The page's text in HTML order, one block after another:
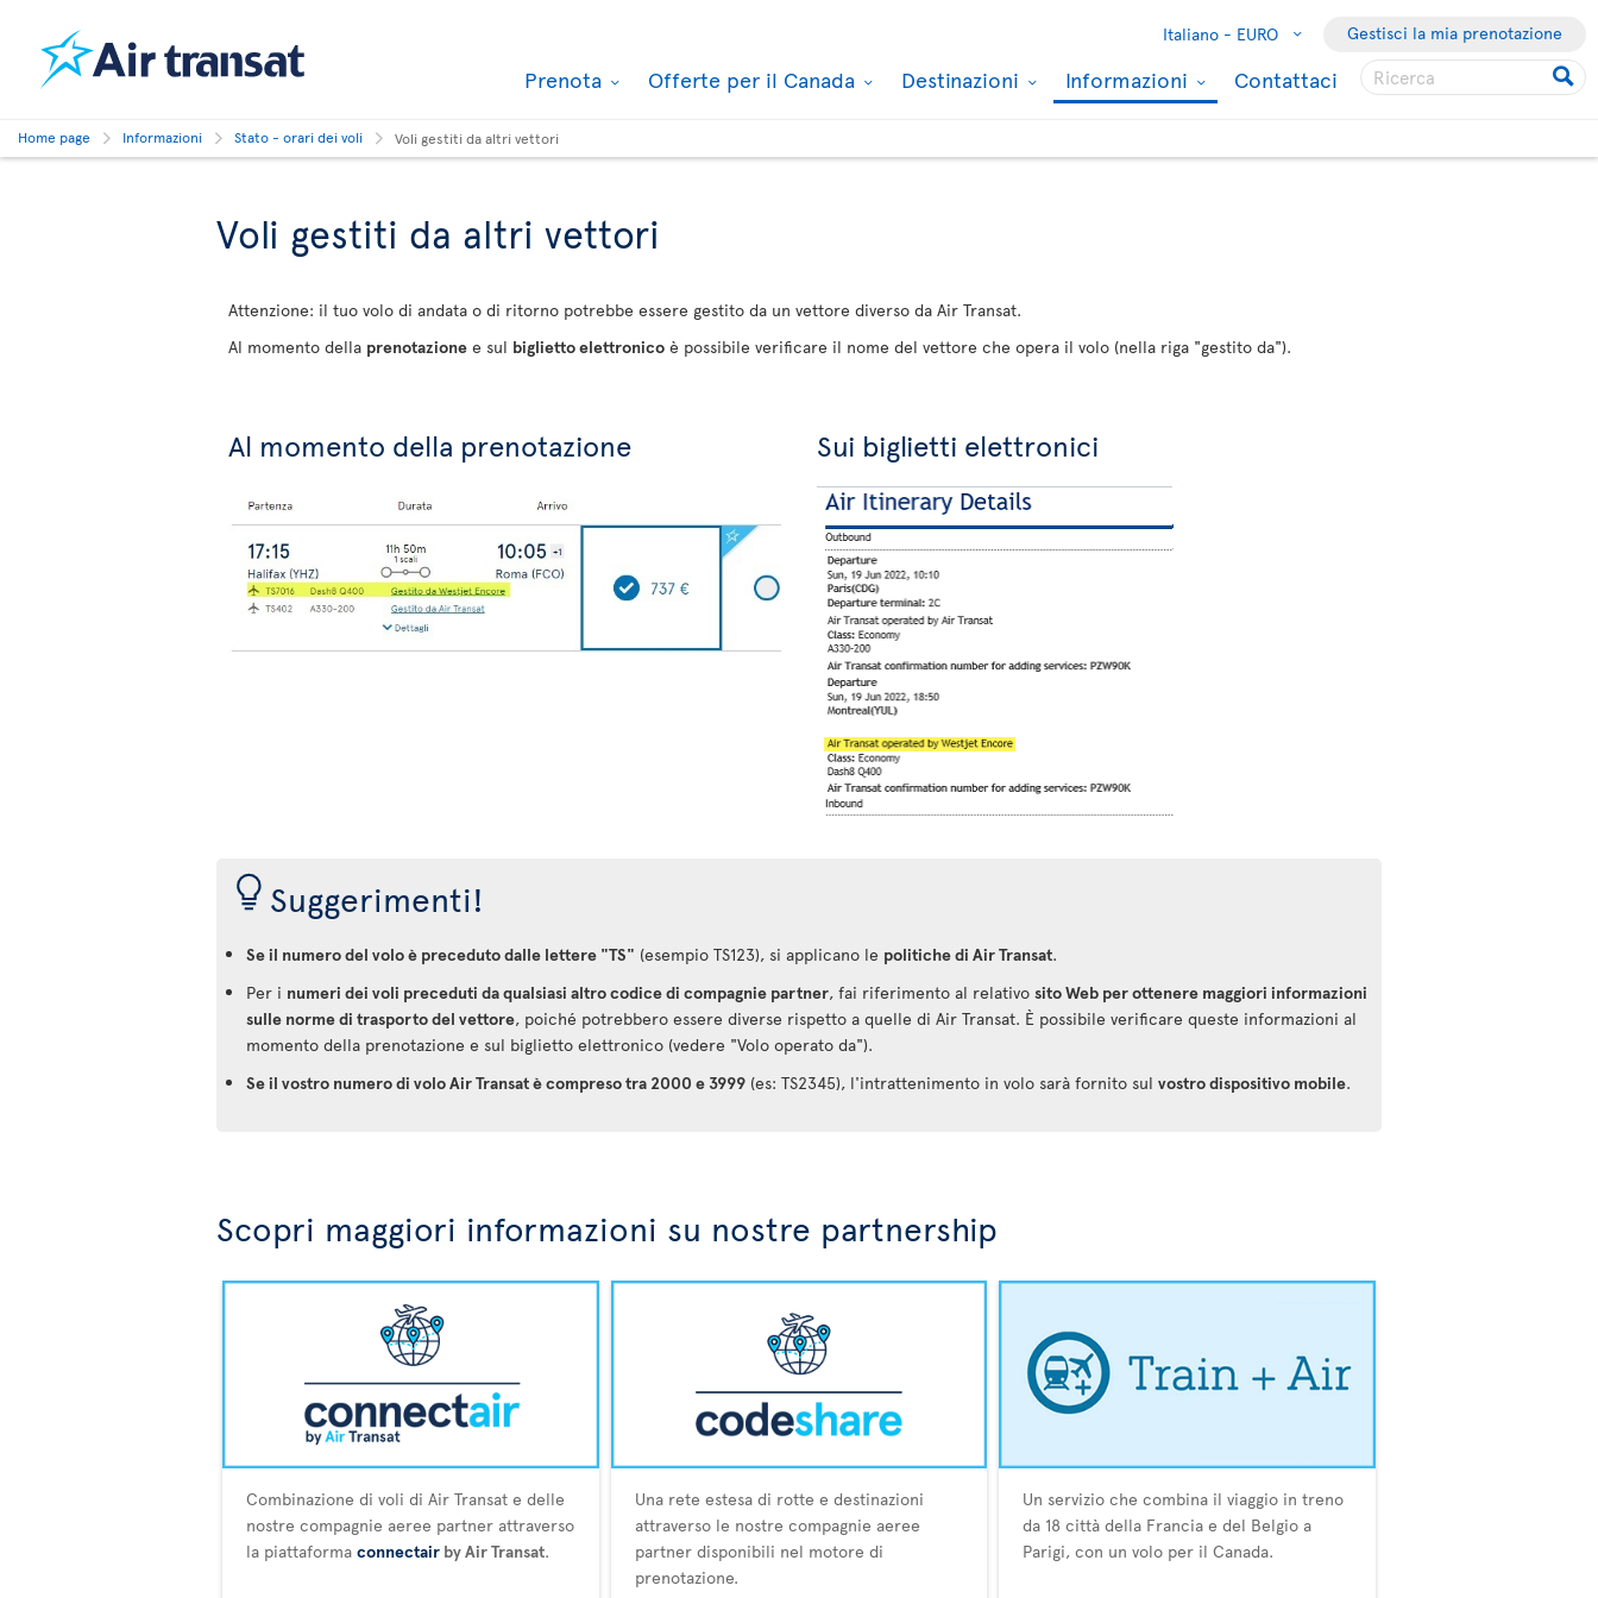
Italiano - EURO Gestisci la mia prenotazione
Prenota Offerte per il Canada Destinazioni Informazioni Contattaci
Home page Informazioni Stato - orari dei voli Voli gestiti da altri vettori
Voli gestiti da altri vettori
Attenzione: il tuo volo di andata o di ritorno potrebbe essere gestito da un vettore diverso da Air Transat.
Al momento della prenotazione e sul biglietto elettronico è possibile verificare il nome del vettore che opera il volo (nella riga "gestito da").
Al momento della prenotazione Sui biglietti elettronici
Suggerimenti!
Se il numero del volo è preceduto dalle lettere "TS" (esempio TS123), si applicano le politiche di Air Transat.
Per i numeri dei voli preceduti da qualsiasi altro codice di compagnie partner, fai riferimento al relativo sito Web per ottenere maggiori informazioni
sulle norme di trasporto del vettore, poiché potrebbero essere diverse rispetto a quelle di Air Transat. È possibile verificare queste informazioni al
momento della prenotazione e sul biglietto elettronico (vedere "Volo operato da").
Se il vostro numero di volo Air Transat è compreso tra 2000 e 3999 (es: TS2345), l'intrattenimento in volo sarà fornito sul vostro dispositivo mobile.
Scopri maggiori informazioni su nostre partnership
Combinazione di voli di Air Transat e delle
nostre compagnie aeree partner attraverso
la piattaforma connectair by Air Transat.
Una rete estesa di rotte e destinazioni
attraverso le nostre compagnie aeree
partner disponibili nel motore di
prenotazione.
Un servizio che combina il viaggio in treno
da 18 città della Francia e del Belgio a
Parigi, con un volo per il Canada.